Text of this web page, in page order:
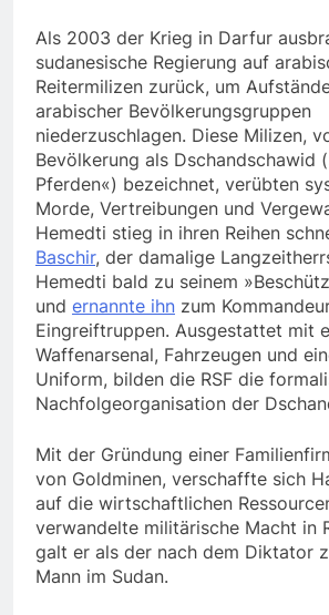
Als 2003 der Krieg in Darfur
sudanesische Regierung auf
Reitermilizen zurück, um
arabischer Bevölkerungsgruppen
niederzuschlagen. Diese Milizen,
Bevölkerung als Dschandschawid
Pferden«) bezeichnet, verübten
Morde, Vertreibungen und
Hemedti stieg in ihren Reihen
Baschir, der damalige
Hemedti bald zu seinem
und ernannte ihn zum
Eingreiftruppen. Ausgestattet mit
Waffenarsenal, Fahrzeugen und
Uniform, bilden die RSF die
Nachfolgeorganisation der
Mit der Gründung einer
von Goldminen, verschaffte sich
auf die wirtschaftlichen
verwandelte militärische Macht in
galt er als der nach dem Diktator
Mann im Sudan.